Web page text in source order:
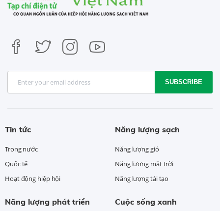
SUBSCRIBE
Tin tức
Trong nước
Quốc tế
Hoạt động hiệp hội
Năng lượng sạch
Năng lượng gió
Năng lượng mặt trời
Năng lượng tái tạo
Năng lượng phát triển Cuộc sống xanh